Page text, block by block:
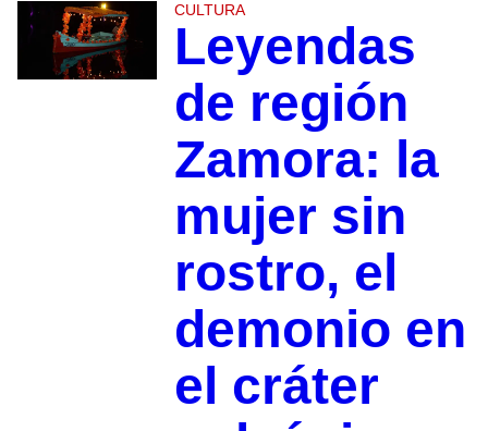
CULTURA
Leyendas
de región
Zamora: la
mujer sin
rostro, el
demonio en
el cráter